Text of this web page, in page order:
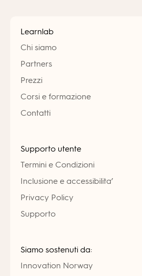
Learnlab
Chi siamo
Partners
Prezzi
Corsi e formazione
Contatti
Supporto utente
Termini e Condizioni
Inclusione e accessibilita’
Privacy Policy
Supporto
Siamo sostenuti da:
Innovation Norway